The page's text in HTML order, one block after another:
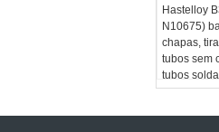
Hastelloy
N10675)
chapas,
tubos sem
tubos